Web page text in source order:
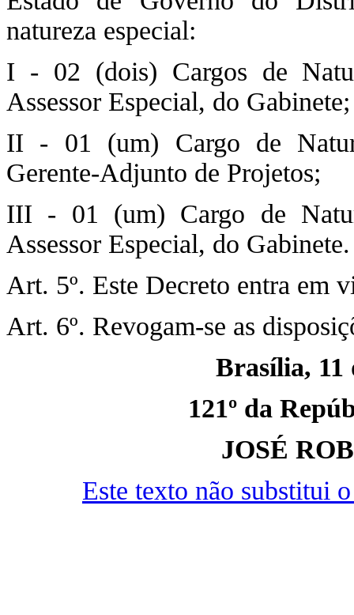
natureza especial:
I - 02 (dois) Cargos de
Assessor Especial, do Gabinete;
II - 01 (um) Cargo de
Gerente-Adjunto de Projetos;
III - 01 (um) Cargo de
Assessor Especial, do Gabinete.
Art. 5º. Este Decreto entra em
Art. 6º. Revogam-se as
Brasília, 11
121º da
JOSÉ
Este texto não substitui